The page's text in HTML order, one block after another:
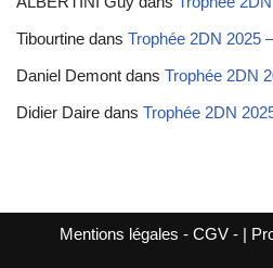
Tibourtine dans Trophée 2DN 2025
Daniel Demont dans Trophée 2DN
Didier Daire dans Trophée 2DN
Mentions légales - CGV - |